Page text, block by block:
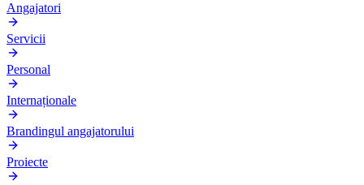
Angajatori
Servicii
Personal
Internaționale
Brandingul angajatorului
Proiecte